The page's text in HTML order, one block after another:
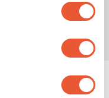
ud af